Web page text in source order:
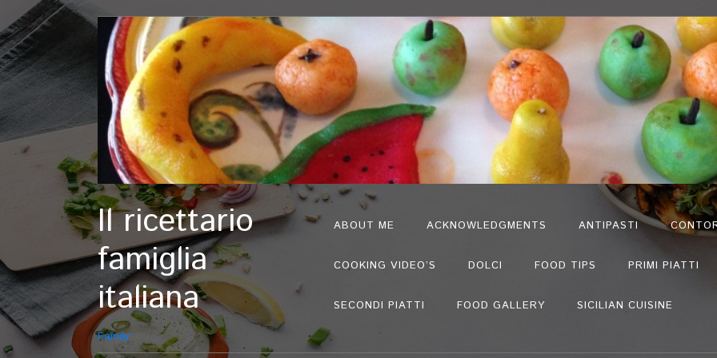
Il ricettario
famiglia
italiana
Family
ABOUT ME ACKNOWLEDGMENTS ANTIPASTI
COOKING VIDEO’S DOLCI FOOD TIPS PRIMI PIATTI
SECONDI PIATTI FOOD GALLERY SICILIAN CUISINE